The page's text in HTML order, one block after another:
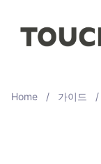
Home / 가이드 /